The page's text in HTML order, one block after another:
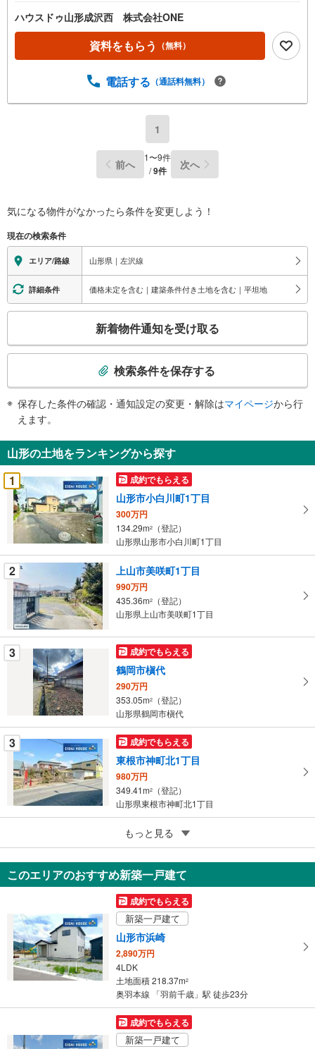
ハウスドゥ山形成沢西 株式会社ONE
資料をもらう （無料）
電話する （通話料無料）
1
前へ 1〜9件
/9件 次へ
気になる物件がなかったら条件を変更しよう！
現在の検索条件
エリア/路線 山形県｜左沢線
詳細条件 価格未定を含む｜建築条件付き土地を含む｜平坦地
検
知
を
受
け
取
る
・
件
を
マ
イ
ペ
ー
ジ
る
新着物件通知を受け取る
検索条件を保存する
保存した条件の確認・通知設定の変更・解除はマイページから行
えます。
山形の土地をランキングから探す
1
成約でもらえる
山形市小白川町1丁目
300万円
134.29m2
（登記）
山形県山形市小白川町1丁目
2 上山市美咲町1丁目
990万円
435.36m2
（登記）
山形県上山市美咲町1丁目
3 成約でもらえる
鶴岡市槇代
290万円
353.05m2
（登記）
山形県鶴岡市槇代
3 成約でもらえる
東根市神町北1丁目
980万円
349.41m2
（登記）
山形県東根市神町北1丁目
成約でもらえる
酒田市光ケ丘5丁目
299万円
151.07m
（登記）
山形県酒田市光ケ丘5丁目
もっと見る
このエリアのおすすめ新築一戸建て
成約でもらえる
新築一戸建て
山形市浜崎
2,890万円
4LDK
土地面積 218.37m2
奥羽本線 「羽前千歳」駅 徒歩23分
成約でもらえる
新築一戸建て